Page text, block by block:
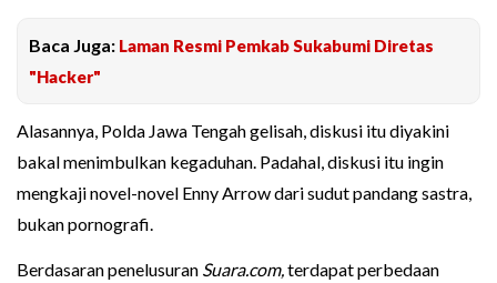
Baca Juga: Laman Resmi Pemkab Sukabumi Diretas
"Hacker"
Alasannya, Polda Jawa Tengah gelisah, diskusi itu diyakini
bakal menimbulkan kegaduhan. Padahal, diskusi itu ingin
mengkaji novel-novel Enny Arrow dari sudut pandang sastra,
bukan pornografi.
Berdasaran penelusuran Suara.com,terdapat perbedaan